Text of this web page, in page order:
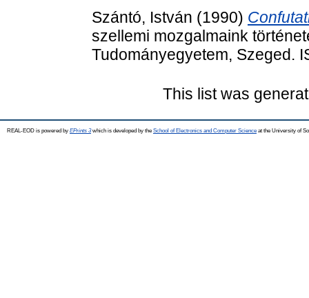
Szántó, István (1990)
szellemi mozgalmaink
Tudományegyetem, Szeged.
This list was
REAL-EOD is powered by EPrints 3which is developed by the School of Electronics and Computer Science at the University of